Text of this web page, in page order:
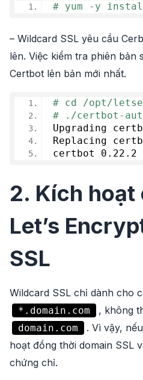
# yum -y
– Wildcard SSL yêu cầu
lên. Việc kiểm tra phiên bản
Certbot lên bản mới nhất.
# cd /opt/
# ./certbot-
Upgrading
Replacing
certbot 0.22. 2
2. Kích
Let’s
SSL
Wildcard SSL chỉ dành cho
*.domain.com , không
domain.com
. Vì vậy,
hoạt đồng thời domain SSL
chứng chỉ.